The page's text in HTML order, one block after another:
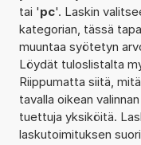
tai 'pc'. Laskin
kategorian, tässä
muuntaa syötetyn
Löydät tuloslistalta
Riippumatta siitä,
tavalla oikean
tuettuja yksiköitä.
laskutoimituksen